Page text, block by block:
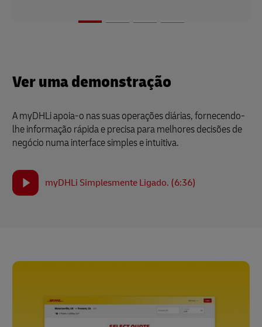
Ver uma demonstração
A myDHLi apoia-o nas suas operações diárias, fornecendo-
lhe informação rápida e precisa para melhores decisões de
negócio numa interface simples e intuitiva.
myDHLi Simplesmente Ligado. (6:36)